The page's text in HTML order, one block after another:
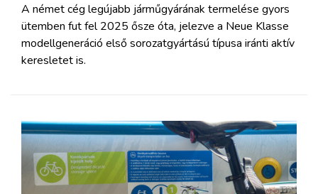
A német cég legújabb járműgyárának termelése gyors
ütemben fut fel 2025 ősze óta, jelezve a Neue Klasse
modellgeneráció első sorozatgyártású típusa iránti aktív
keresletet is.